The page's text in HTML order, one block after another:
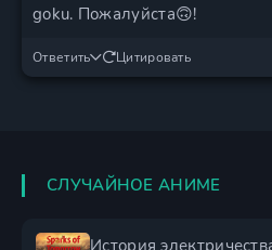
goku. Пожалуйста🙃!
Ответить Цитировать
СЛУЧАЙНОЕ АНИМЕ
История